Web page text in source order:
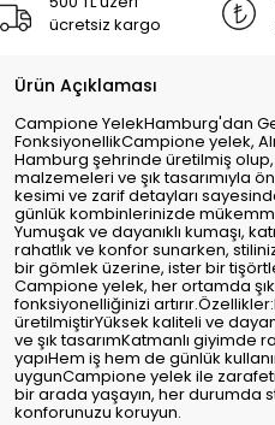
ücretsiz kargo
Ürün Açıklaması
Campione YelekHamburg'dan
FonksiyonellikCampione yelek,
Hamburg şehrinde üretilmiş
malzemeleri ve şık tasarımıyla
kesimi ve zarif detayları
günlük kombinlerinizde
Yumuşak ve dayanıklı kumaşı,
rahatlık ve konfor sunarken,
bir gömlek üzerine, ister bir
Campione yelek, her ortamda
fonksiyonelliğinizi
üretilmiştirYüksek kaliteli ve
ve şık tasarımKatmanlı giyimde
yapıHem iş hem de günlük
uygunCampione yelek ile
bir arada yaşayın, her durumda
konforunuzu koruyun.